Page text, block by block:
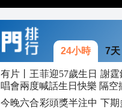
24小時 7天
有片丨王菲迎57歲生日 謝霆
唱會兩度喊話生日快樂 隔空
今晚六合彩頭獎半注中 下期